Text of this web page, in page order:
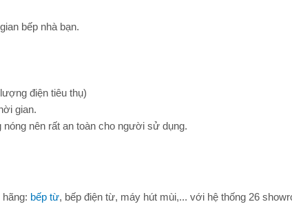
bếp nhà bạn.
điện tiêu thụ)
gian.
nên rất an toàn cho người sử dụng.
bếp từ, bếp điện từ, máy hút mùi,... với hệ thống 26